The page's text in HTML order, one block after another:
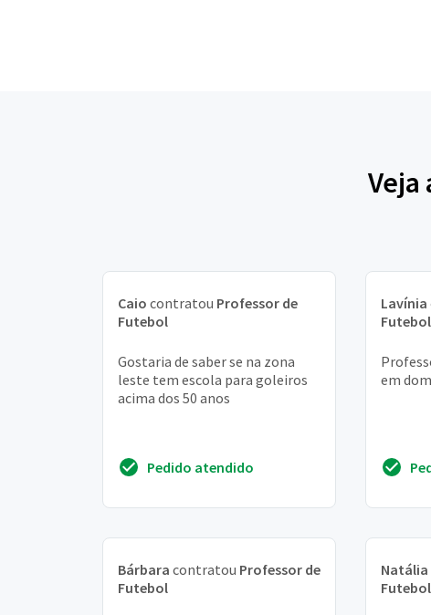
Veja
Caio contratou Professor de
Futebol
Gostaria de saber se na zona
leste tem escola para goleiros
acima dos 50 anos
Pedido atendido
Lavínia
Futebol
em
Bárbara contratou Professor de
Futebol
Natália
Futebol